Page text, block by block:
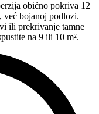
obično pokriva 12
već bojanoj podlozi.
ili prekrivanje tamne
na 9 ili 10 m².